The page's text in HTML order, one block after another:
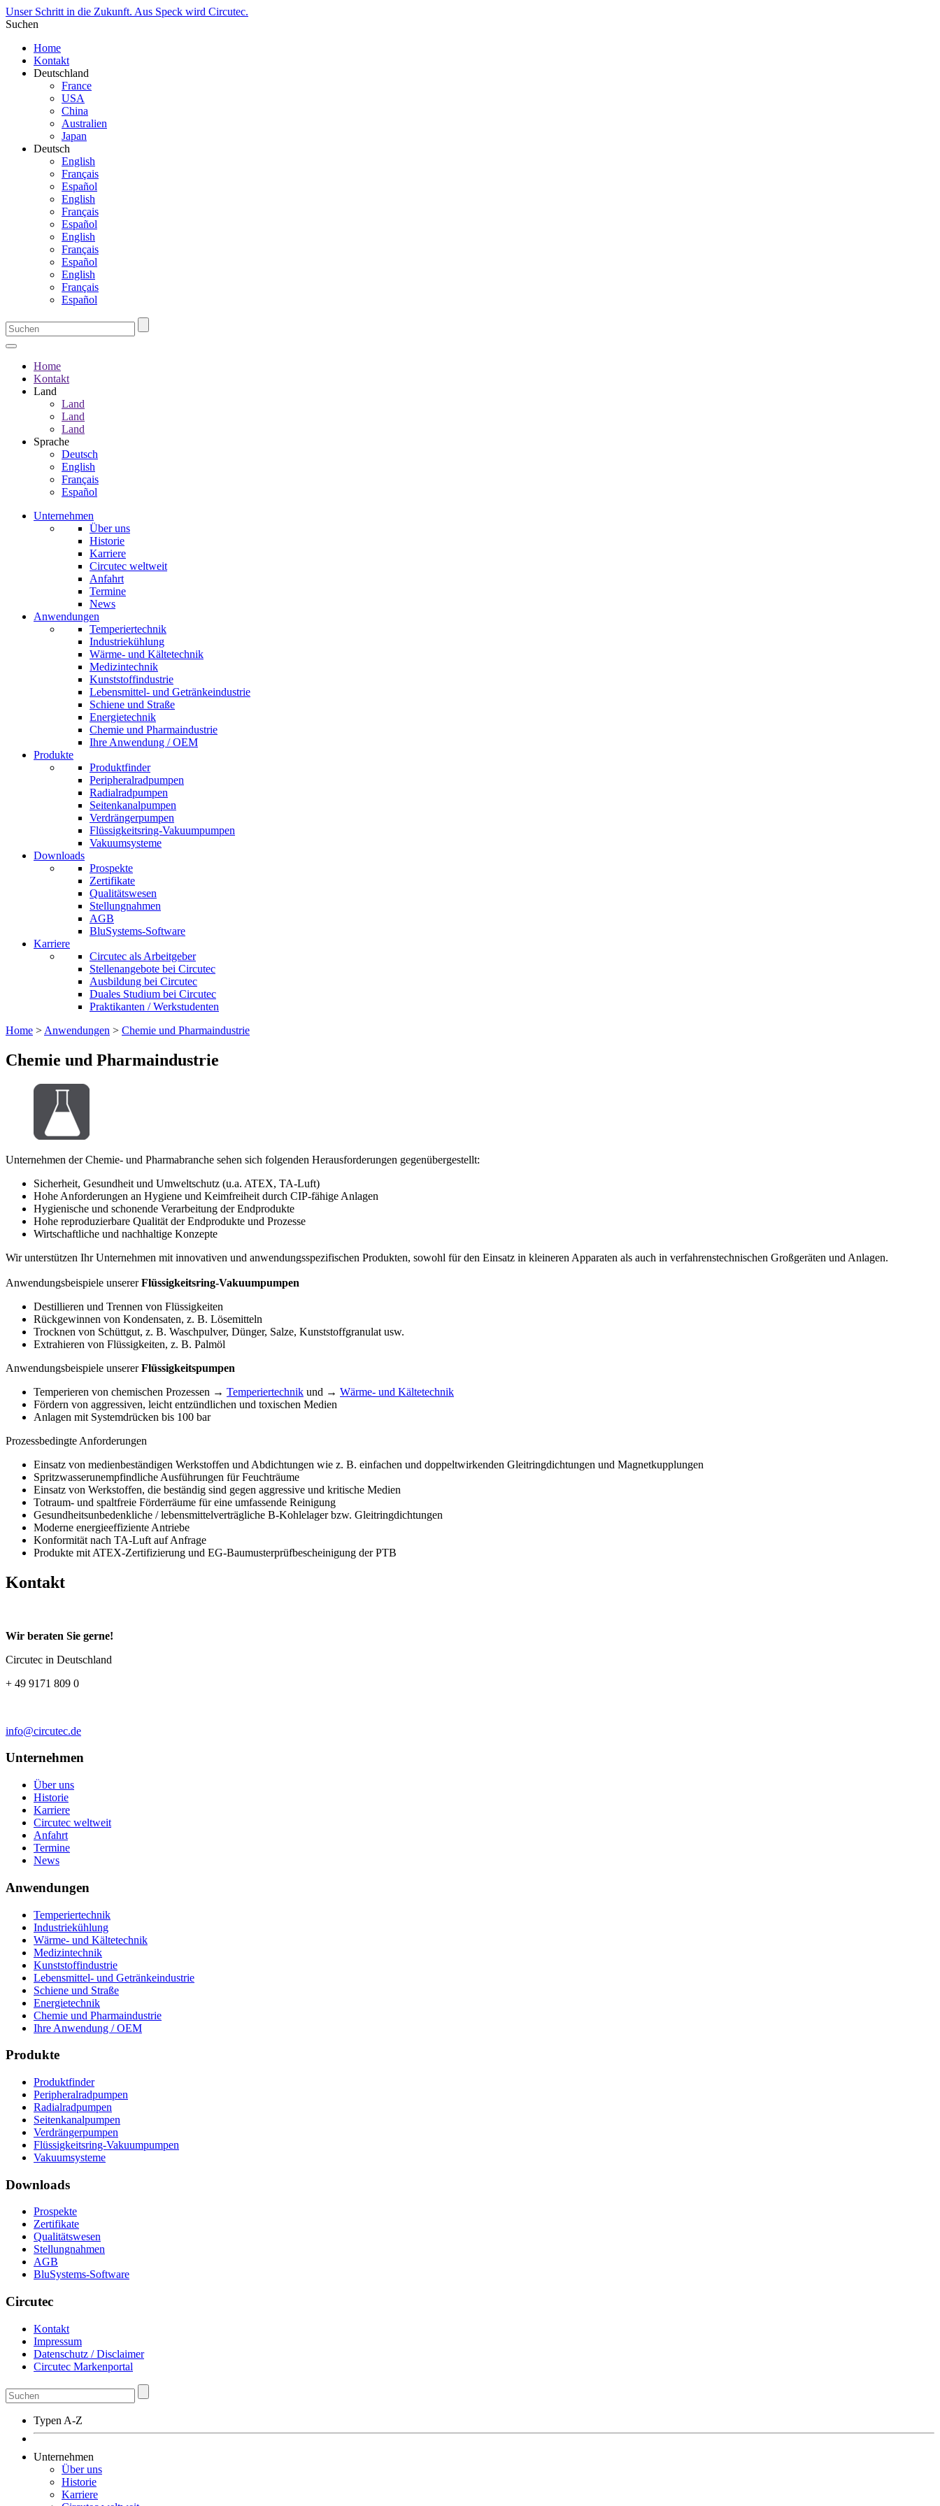
Unser Schritt in die Zukunft. Aus Speck wird Circutec.
Suchen
Home
Kontakt
Deutschland
France
USA
China
Australien
Japan
Deutsch
English
Français
Español
English
Français
Español
English
Français
Español
English
Français
Español
Home
Kontakt
Land
Land
Land
Land
Sprache
Deutsch
English
Français
Español
Unternehmen
Über uns
Historie
Karriere
Circutec weltweit
Anfahrt
Termine
News
Anwendungen
Temperiertechnik
Industriekühlung
Wärme- und Kältetechnik
Medizintechnik
Kunststoffindustrie
Lebensmittel- und Getränkeindustrie
Schiene und Straße
Energietechnik
Chemie und Pharmaindustrie
Ihre Anwendung / OEM
Produkte
Produktfinder
Peripheralradpumpen
Radialradpumpen
Seitenkanalpumpen
Verdrängerpumpen
Flüssigkeitsring-Vakuumpumpen
Vakuumsysteme
Downloads
Prospekte
Zertifikate
Qualitätswesen
Stellungnahmen
AGB
BluSystems-Software
Karriere
Circutec als Arbeitgeber
Stellenangebote bei Circutec
Ausbildung bei Circutec
Duales Studium bei Circutec
Praktikanten / Werkstudenten
Home > Anwendungen > Chemie und Pharmaindustrie
Chemie und Pharmaindustrie
Unternehmen der Chemie- und Pharmabranche sehen sich folgenden Herausforderungen gegenübergestellt:
Sicherheit, Gesundheit und Umweltschutz (u.a. ATEX, TA-Luft)
Hohe Anforderungen an Hygiene und Keimfreiheit durch CIP-fähige Anlagen
Hygienische und schonende Verarbeitung der Endprodukte
Hohe reproduzierbare Qualität der Endprodukte und Prozesse
Wirtschaftliche und nachhaltige Konzepte
Wir unterstützen Ihr Unternehmen mit innovativen und anwendungsspezifischen Produkten, sowohl für den Einsatz in kleineren Apparaten als auch in verfahrenstechnischen Großgeräten und Anlagen.
Anwendungsbeispiele unsererFlüssigkeitsring-Vakuumpumpen
Destillieren und Trennen von Flüssigkeiten
Rückgewinnen von Kondensaten, z. B. Lösemitteln
Trocknen von Schüttgut, z. B. Waschpulver, Dünger, Salze, Kunststoffgranulat usw.
Extrahieren von Flüssigkeiten, z. B. Palmöl
Anwendungsbeispiele unsererFlüssigkeitspumpen
Temperieren von chemischen Prozessen → Temperiertechnik und → Wärme- und Kältetechnik
Fördern von aggressiven, leicht entzündlichen und toxischen Medien
Anlagen mit Systemdrücken bis 100 bar
Prozessbedingte Anforderungen
Einsatz von medienbeständigen Werkstoffen und Abdichtungen wie z. B. einfachen und doppeltwirkenden Gleitringdichtungen und Magnetkupplungen
Spritzwasserunempfindliche Ausführungen für Feuchträume
Einsatz von Werkstoffen, die beständig sind gegen aggressive und kritische Medien
Totraum- und spaltfreie Förderräume für eine umfassende Reinigung
Gesundheitsunbedenkliche / lebensmittelverträgliche B-Kohlelager bzw. Gleitringdichtungen
Moderne energieeffiziente Antriebe
Konformität nach TA-Luft auf Anfrage
Produkte mit ATEX-Zertifizierung und EG-Baumusterprüfbescheinigung der PTB
Kontakt
Wir beraten Sie gerne!
Circutec in Deutschland
+ 49 9171 809 0
info@circutec.de
Unternehmen
Über uns
Historie
Karriere
Circutec weltweit
Anfahrt
Termine
News
Anwendungen
Temperiertechnik
Industriekühlung
Wärme- und Kältetechnik
Medizintechnik
Kunststoffindustrie
Lebensmittel- und Getränkeindustrie
Schiene und Straße
Energietechnik
Chemie und Pharmaindustrie
Ihre Anwendung / OEM
Produkte
Produktfinder
Peripheralradpumpen
Radialradpumpen
Seitenkanalpumpen
Verdrängerpumpen
Flüssigkeitsring-Vakuumpumpen
Vakuumsysteme
Downloads
Prospekte
Zertifikate
Qualitätswesen
Stellungnahmen
AGB
BluSystems-Software
Circutec
Kontakt
Impressum
Datenschutz / Disclaimer
Circutec Markenportal
Typen A-Z
Unternehmen
Über uns
Historie
Karriere